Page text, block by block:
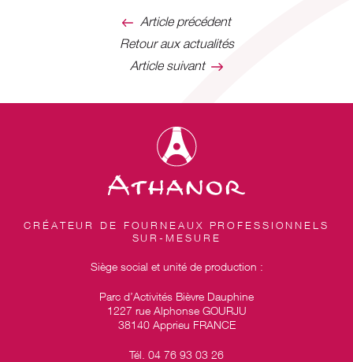
Article précédent
Retour aux actualités
Article suivant
CRÉATEUR DE FOURNEAUX PROFESSIONNELS
SUR-MESURE
Siège social et unité de production :
Parc d’Activités Bièvre Dauphine
1227 rue Alphonse GOURJU
38140 Apprieu FRANCE
Tél. 04 76 93 03 26